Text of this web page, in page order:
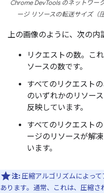
Chrome DevTools のネットワー
ージ リソースの転送サイズ（
上の画像のように、次の内
リクエストの数。こ
ソースの数です。
すべてのリクエストの
のいずれかのリソー
反映しています。
すべてのリクエストの
ージのリソースが解
います。
注: 圧縮アルゴリズムによっ
あります。通常、これは、圧縮さ